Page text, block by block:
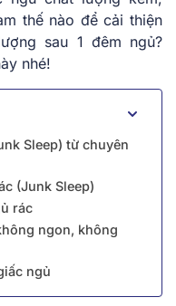
thế nào để cải thiện
sau 1 đêm ngủ?
nhé!
Sleep) từ chuyên
(Junk Sleep)
rác
ngon, không
ngủ